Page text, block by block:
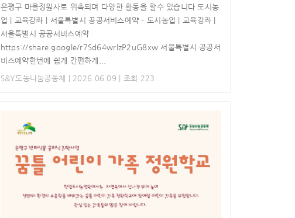
은평구 마을정원사로 위촉되며 다양한 활동을 할수 있습니다 도시농
업 | 교육강좌 | 서울특별시 공공서비스예약 - 도시농업 | 교육강좌 |
서울특별시 공공서비스예약
https://share.google/r7Sd64wrlzP2uG8xw 서울특별시 공공서
비스예약한번에 쉽게 간편하게...
S&Y도농나눔공동체
| 2026.06.09 | 조회 223